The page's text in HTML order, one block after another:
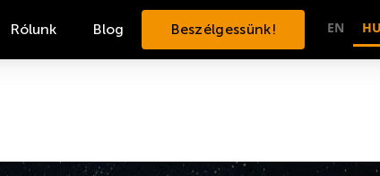
Rólunk Blog Beszélgessünk! EN